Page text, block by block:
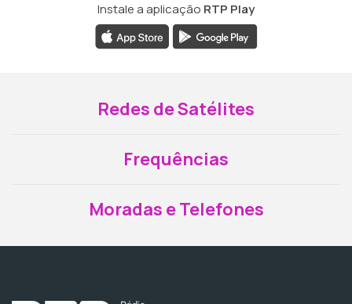
Instale a aplicação RTP Play
Redes de Satélites
Frequências
Moradas e Telefones